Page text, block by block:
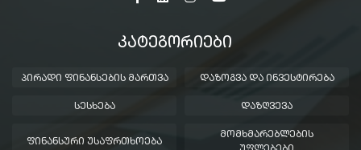
ᲙᲐᲢᲔᲒᲝᲠᲘᲔᲑᲘ
ᲞᲘᲠᲐᲓᲘ ᲤᲘᲜᲐᲜᲡᲔᲑᲘᲡ ᲛᲐᲠᲗᲕᲐ ᲓᲐᲖᲝᲒᲕᲐ ᲓᲐ ᲘᲜᲕᲔᲡᲢᲘᲠᲔᲑᲐ
ᲡᲔᲡᲮᲔᲑᲐ ᲓᲐᲖᲦᲕᲔᲕᲐ
ᲤᲘᲜᲐᲜᲡᲣᲠᲘ ᲣᲡᲐᲤᲠᲗᲮᲝᲔᲑᲐ
ᲛᲝᲛᲮᲛᲐᲠᲔᲑᲚᲔᲑᲘᲡ